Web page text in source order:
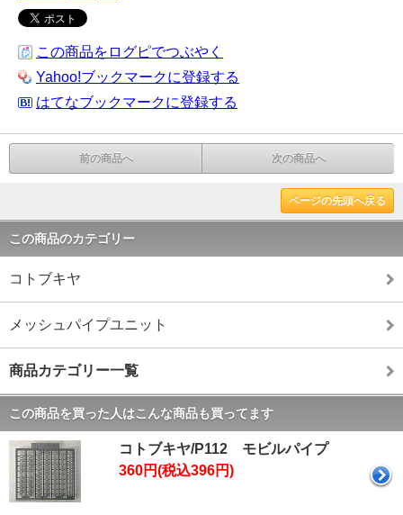
この商品をログピでつぶやく
Yahoo!ブックマークに登録する
はてなブックマークに登録する
前の商品へ 次の商品へ
ページの先頭へ戻る
この商品のカテゴリー
コトブキヤ
メッシュパイプユニット
商品カテゴリー一覧
この商品を買った人はこんな商品も買ってます
コトブキヤ/P112 モビルパイプ
360円(税込396円)